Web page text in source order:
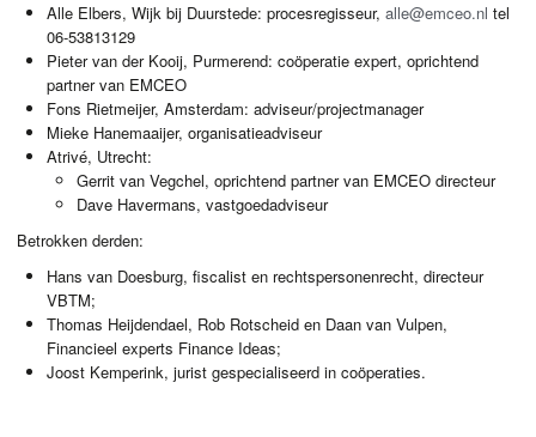
Alle Elbers, Wijk bij Duurstede: procesregisseur,alle@emceo.nl tel
06-53813129
Pieter van der Kooij, Purmerend: coöperatie expert, oprichtend
partner van EMCEO
Fons Rietmeijer, Amsterdam: adviseur/projectmanager
Mieke Hanemaaijer, organisatieadviseur
Atrivé, Utrecht:
Gerrit van Vegchel, oprichtend partner van EMCEO directeur
Dave Havermans, vastgoedadviseur
Betrokken derden:
Hans van Doesburg, fiscalist en rechtspersonenrecht, directeur
VBTM;
Thomas Heijdendael, Rob Rotscheid en Daan van Vulpen,
Financieel experts Finance Ideas;
Joost Kemperink, jurist gespecialiseerd in coöperaties.